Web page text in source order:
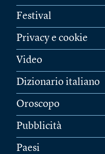
Festival
Privacy e cookie
Video
Dizionario italiano
Oroscopo
Pubblicità
Paesi